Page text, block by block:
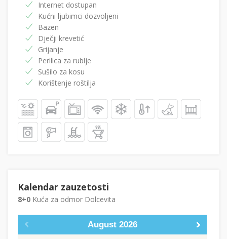
Internet dostupan
Kućni ljubimci dozvoljeni
Bazen
Dječji krevetić
Grijanje
Perilica za rublje
Sušilo za kosu
Korištenje roštilja
Kalendar zauzetosti
8+0 Kuća za odmor Dolcevita
August 2026